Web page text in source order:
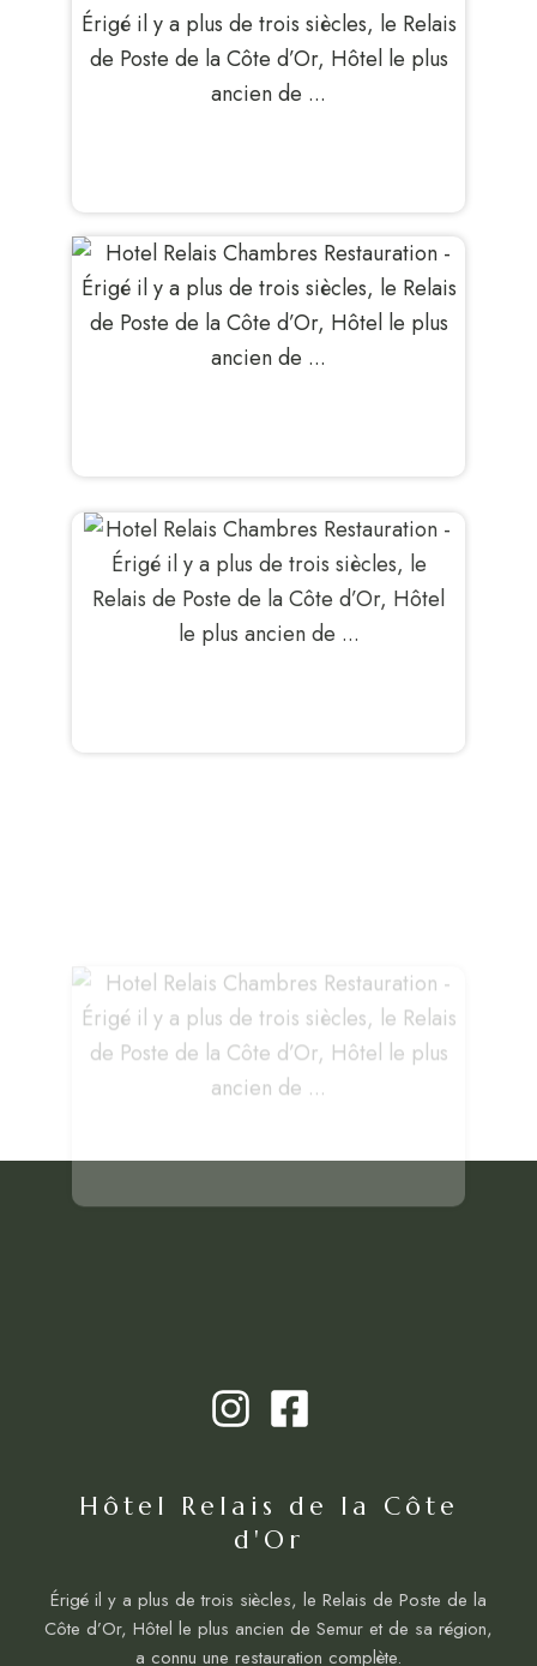
Hôtel Relais de la Côte
d'Or
Érigé il y a plus de trois siècles, le Relais de Poste de la
Côte d’Or, Hôtel le plus ancien de Semur et de sa région,
a connu une restauration complète.